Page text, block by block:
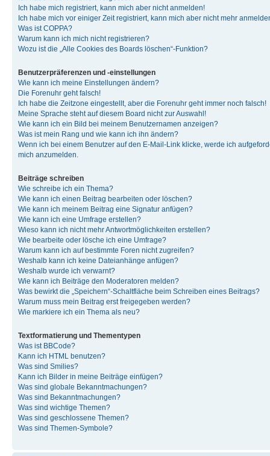
Ich habe mich registriert, kann mich aber nicht anmelden!
Ich habe mich vor einiger Zeit registriert, kann mich aber nicht mehr
Was ist COPPA?
Warum kann ich mich nicht registrieren?
Wozu ist die „Alle Cookies des Boards löschen“-Funktion?
Benutzerpräferenzen und -einstellungen
Wie kann ich meine Einstellungen ändern?
Die Forenuhr geht falsch!
Ich habe die Zeitzone eingestellt, aber die Forenuhr geht immer noch falsch!
Meine Sprache steht auf diesem Board nicht zur Auswahl!
Wie kann ich ein Bild bei meinem Benutzernamen anzeigen?
Was ist mein Rang und wie kann ich ihn ändern?
Wenn ich bei einem Benutzer auf den E-Mail-Link klicke, werde ich
mich anzumelden.
Beiträge schreiben
Wie schreibe ich ein Thema?
Wie kann ich einen Beitrag bearbeiten oder löschen?
Wie kann ich meinem Beitrag eine Signatur anfügen?
Wie kann ich eine Umfrage erstellen?
Wieso kann ich nicht mehr Antwortmöglichkeiten erstellen?
Wie bearbeite oder lösche ich eine Umfrage?
Warum kann ich auf bestimmte Foren nicht zugreifen?
Weshalb kann ich keine Dateianhänge anfügen?
Weshalb wurde ich verwarnt?
Wie kann ich Beiträge den Moderatoren melden?
Was bewirkt die „Speichern“-Schaltfläche beim Schreiben eines Beitrags?
Warum muss mein Beitrag erst freigegeben werden?
Wie markiere ich ein Thema als neu?
Textformatierung und Thementypen
Was ist BBCode?
Kann ich HTML benutzen?
Was sind Smilies?
Kann ich Bilder in meine Beiträge einfügen?
Was sind globale Bekanntmachungen?
Was sind Bekanntmachungen?
Was sind wichtige Themen?
Was sind geschlossene Themen?
Was sind Themen-Symbole?